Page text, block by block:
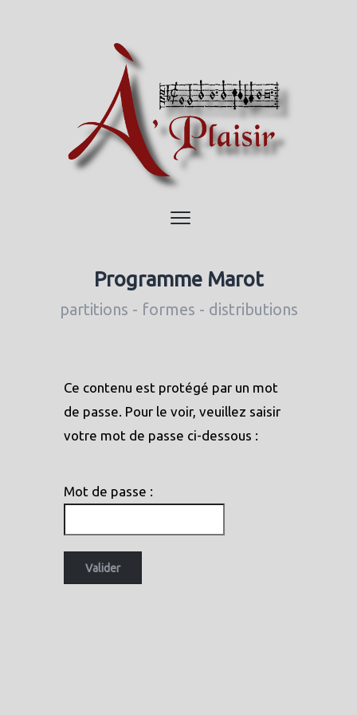
Programme Marot
partitions - formes - distributions
Ce contenu est protégé par un mot
de passe. Pour le voir, veuillez saisir
votre mot de passe ci-dessous :
Mot de passe :